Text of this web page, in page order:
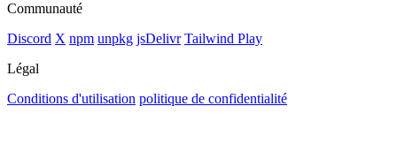
Communauté
Discord X npm unpkg jsDelivr Tailwind Play
Légal
Conditions d'utilisation politique de confidentialité